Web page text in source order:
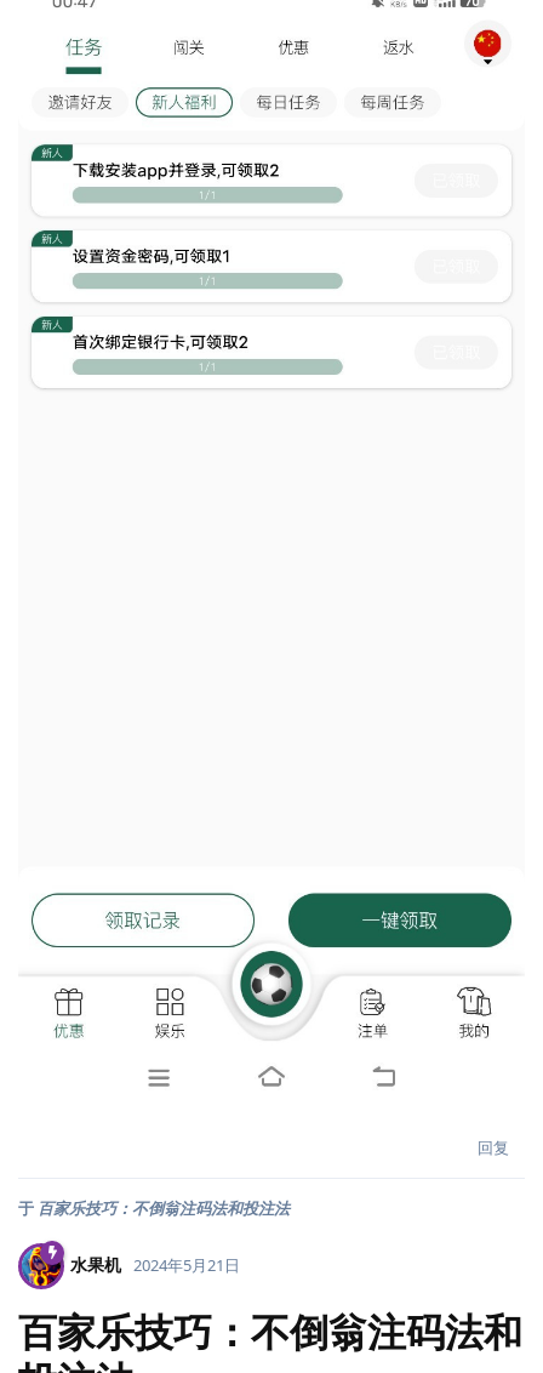
回复
于 百家乐技巧：不倒翁注码法和投注法
水果机 2024年5月21日
百家乐技巧：不倒翁注码法和